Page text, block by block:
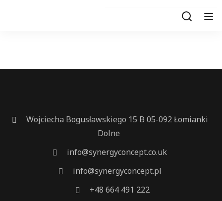
Wojciecha Bogusławskiego 15 B 05-092 Łomianki
Dolne
info@synergyconcept.co.uk
info@synergyconcept.pl
+48 664 491 222